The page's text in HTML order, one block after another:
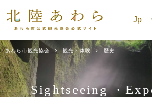
あわら市観光協会 観光・体験 歴史
Sightseeing・